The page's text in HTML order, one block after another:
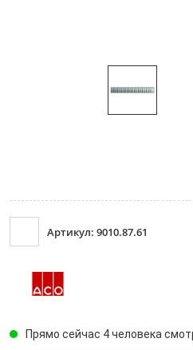
Артикул: 9010.87.61
Прямо сейчас 4 человека